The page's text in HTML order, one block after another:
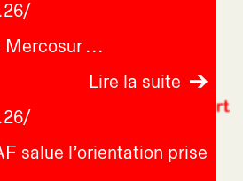
/
Mercosur
Lire la suite
/
salue l’orientation prise